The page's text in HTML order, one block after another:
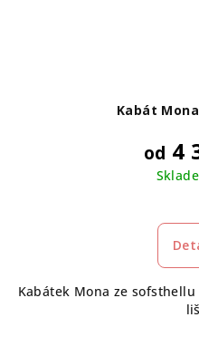
Kabát
od 4
Kabátek Mona ze